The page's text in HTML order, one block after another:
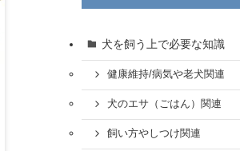
犬を飼う上で必要な知識
健康維持/病気や老犬関連
犬のエサ（ごはん）関連
飼い方やしつけ関連